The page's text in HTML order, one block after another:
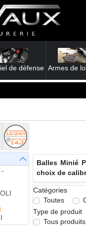
de défense Armes de
-
Balles Minié
choix de
Catégories
Toutes
Type de produit
Tous produits